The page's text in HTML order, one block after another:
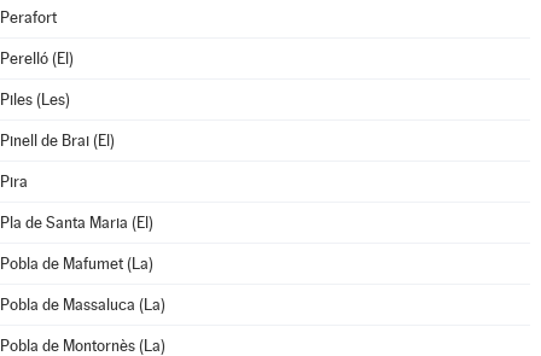
Perafort
Perelló (El)
Piles (Les)
Pinell de Brai (El)
Pira
Pla de Santa Maria (El)
Pobla de Mafumet (La)
Pobla de Massaluca (La)
Pobla de Montornès (La)